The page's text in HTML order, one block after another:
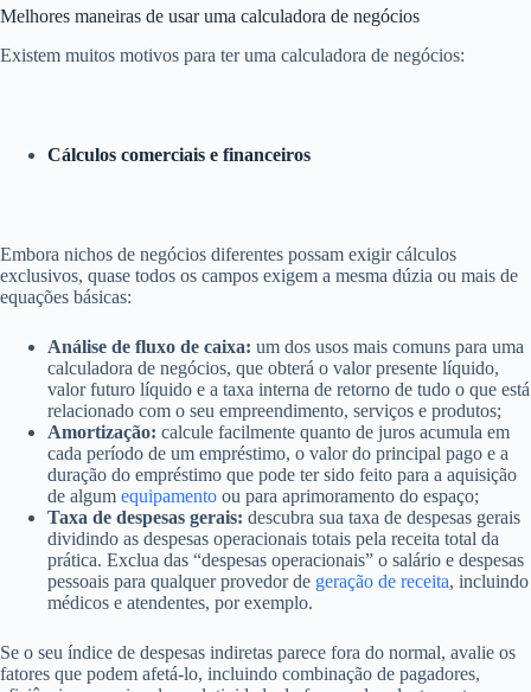
Melhores maneiras de usar uma calculadora de negócios
Existem muitos motivos para ter uma calculadora de negócios:
Cálculos comerciais e financeiros
Embora nichos de negócios diferentes possam exigir cálculos
exclusivos, quase todos os campos exigem a mesma dúzia ou mais de
equações básicas:
Análise de fluxo de caixa: um dos usos mais comuns para uma
calculadora de negócios, que obterá o valor presente líquido,
valor futuro líquido e a taxa interna de retorno de tudo o que está
relacionado com o seu empreendimento, serviços e produtos;
Amortização: calcule facilmente quanto de juros acumula em
cada período de um empréstimo, o valor do principal pago e a
duração do empréstimo que pode ter sido feito para a aquisição
de algum equipamento ou para aprimoramento do espaço;
Taxa de despesas gerais: descubra sua taxa de despesas gerais
dividindo as despesas operacionais totais pela receita total da
prática. Exclua das “despesas operacionais” o salário e despesas
pessoais para qualquer provedor de geração de receita, incluindo
médicos e atendentes, por exemplo.
Se o seu índice de despesas indiretas parece fora do normal, avalie os
fatores que podem afetá-lo, incluindo combinação de pagadores,